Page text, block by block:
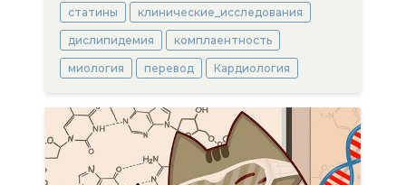
статины клинические_исследования
дислипидемия комплаентность
миология перевод Кардиология